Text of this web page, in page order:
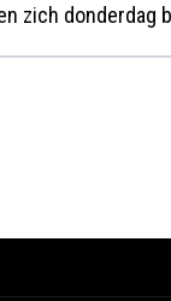
zich donderdag